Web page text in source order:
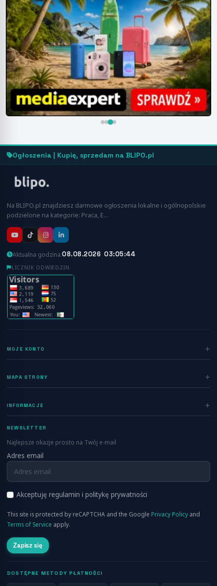
Ogłoszenia | Kupię, sprzedam na BLIPO.pl
Na BLIPO.pl znajdziesz darmowe ogłoszenia lokalne i ogólnopolskie
podzielone na kategorie: Praca, E…
Aktualna godzina:08.08.2026 03:05:44
LICZNIK ODWIEDZIN
MOJE KONTO
MAPA STRONY
Dodaj ogłoszenie
Blog
Info
RSS
INFORMACJE
Regulamin
Kontakt
FAQ
Aplikacja Mobilna
NEWSLETTER
Najlepsze okazje prosto na Twój e-mail
Adres email
Akceptuję regulamin i politykę prywatności
This site is protected by reCAPTCHA and the Google Privacy Policy and
Terms of Service apply.
Zapisz się
DOSTĘPNE METODY PŁATNOŚCI